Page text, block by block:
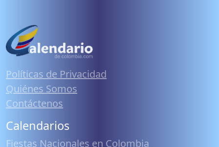
Políticas de Privacidad
Quiénes Somos
Contáctenos
Calendarios
Fiestas Nacionales en Colombia